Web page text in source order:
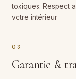
toxiques. Respect
votre intérieur.
03
Garantie &